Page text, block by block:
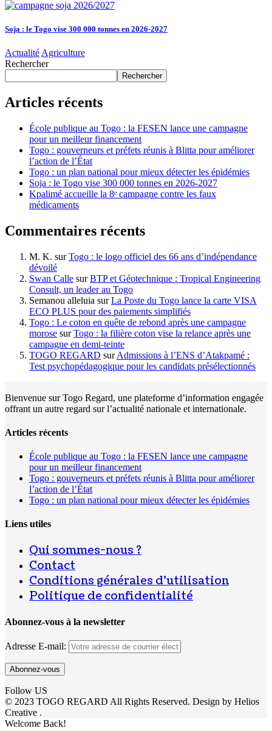
Soja : le Togo vise 300 000 tonnes en 2026-2027
Actualité Agriculture
Rechercher
Rechercher
Articles récents
École publique au Togo : la FESEN lance une campagne
pour un meilleur financement
Togo : gouverneurs et préfets réunis à Blitta pour améliorer
l’action de l’État
Togo : un plan national pour mieux détecter les épidémies
Soja : le Togo vise 300 000 tonnes en 2026-2027
Kpalimé accueille la 8ᵉ campagne contre les faux
médicaments
Commentaires récents
M. K. surTogo : le logo officiel des 66 ans d’indépendance
dévoilé
Swan Calle surBTP et Géotechnique : Tropical Engineering
Consult, un leader au Togo
Semanou alleluia surLa Poste du Togo lance la carte VISA
ECO PLUS pour des paiements simplifiés
Togo : Le coton en quête de rebond après une campagne
morose surTogo : la filière coton vise la relance après une
campagne en demi-teinte
TOGO REGARD surAdmissions à l’ENS d’Atakpamé :
Test psychopédagogique pour les candidats présélectionnés
Bienvenue sur Togo Regard, une plateforme d’information engagée
offrant un autre regard sur l’actualité nationale et internationale.
Articles récents
École publique au Togo : la FESEN lance une campagne
pour un meilleur financement
Togo : gouverneurs et préfets réunis à Blitta pour améliorer
l’action de l’État
Togo : un plan national pour mieux détecter les épidémies
Liens utiles
Qui sommes-nous ?
Contact
Conditions générales d’utilisation
Politique de confidentialité
Abonnez-vous à la newsletter
Adresse E-mail:
Follow US
© 2023 TOGO REGARD All Rights Reserved. Design by Helios
Creative .
Welcome Back!